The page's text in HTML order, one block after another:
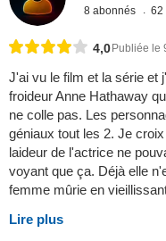
8 abonnés 62
4,0 Publiée le
J'ai vu le film et la série et
froideur Anne Hathaway
ne colle pas. Les
géniaux tout les 2. Je
laideur de l'actrice ne
voyant que ça. Déjà elle
femme mûrie en
Lire plus